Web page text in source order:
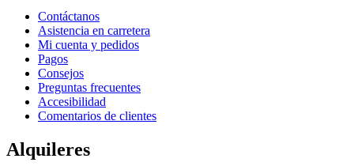
Contáctanos
Asistencia en carretera
Mi cuenta y pedidos
Pagos
Consejos
Preguntas frecuentes
Accesibilidad
Comentarios de clientes
Alquileres